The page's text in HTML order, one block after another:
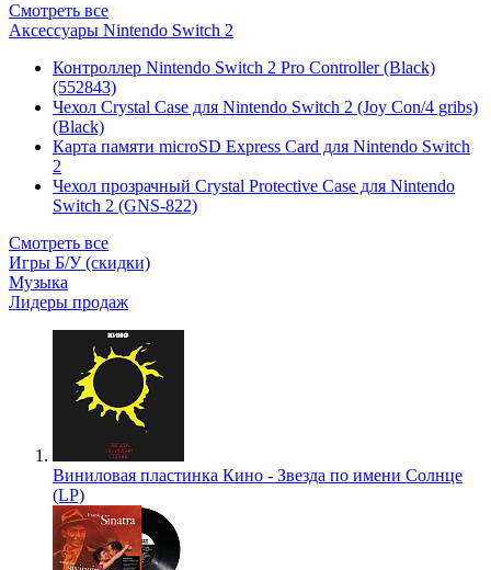
Смотреть все
Аксессуары Nintendo Switch 2
Контроллер Nintendo Switch 2 Pro Controller (Black)
(552843)
Чехол Сrystal Сase для Nintendo Switch 2 (Joy Con/4 gribs)
(Black)
Карта памяти microSD Express Card для Nintendo Switch
2
Чехол прозрачный Crystal Protective Case для Nintendo
Switch 2 (GNS-822)
Смотреть все
Игры Б/У (скидки)
Музыка
Лидеры продаж
Виниловая пластинка Кино - Звезда по имени Солнце
(LP)